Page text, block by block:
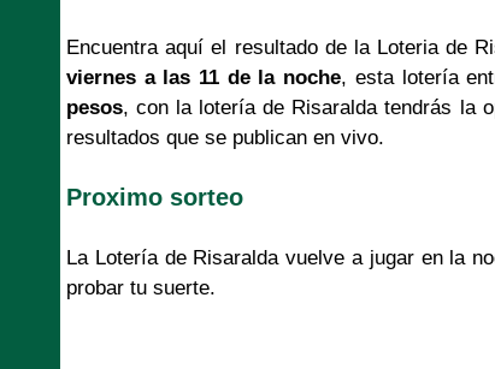
Encuentra aquí el resultado de la Loteria de
viernes a las 11 de la noche, esta lotería
pesos, con la lotería de Risaralda tendrás la
resultados que se publican en vivo.
Proximo sorteo
La Lotería de Risaralda vuelve a jugar en la
probar tu suerte.